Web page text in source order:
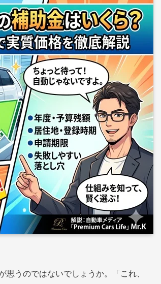
うのではないでしょうか。「これ、